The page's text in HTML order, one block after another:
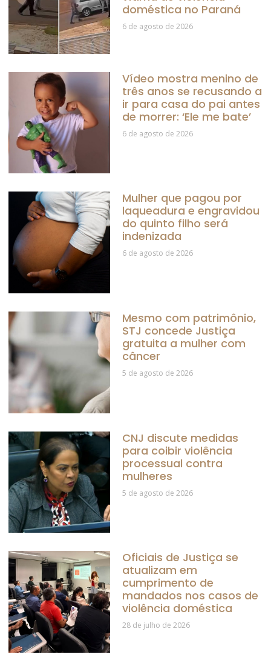
doméstica no Paraná
6 de agosto de 2026
Vídeo mostra menino de
três anos se recusando a
ir para casa do pai antes
de morrer: ‘Ele me bate’
6 de agosto de 2026
Mulher que pagou por
laqueadura e engravidou
do quinto filho será
indenizada
6 de agosto de 2026
Mesmo com patrimônio,
STJ concede Justiça
gratuita a mulher com
câncer
5 de agosto de 2026
CNJ discute medidas
para coibir violência
processual contra
mulheres
5 de agosto de 2026
Oficiais de Justiça se
atualizam em
cumprimento de
mandados nos casos de
violência doméstica
28 de julho de 2026